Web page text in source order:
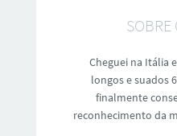
SOBRE
Cheguei na Itália
longos e suados
finalmente
reconhecimento da